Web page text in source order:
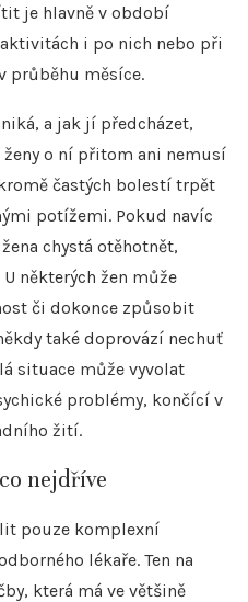
je hlavně v období
i po nich nebo při
průběhu měsíce.
a jak jí předcházet,
o ní přitom ani nemusí
častých bolestí trpět
potížemi. Pokud navíc
chystá otěhotnět,
některých žen může
či dokonce způsobit
také doprovází nechuť
situace může vyvolat
problémy, končící v
žití.
nejdříve
pouze komplexní
lékaře. Ten na
která má ve většině